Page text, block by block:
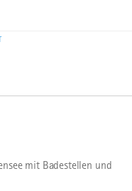
mit Badestellen und